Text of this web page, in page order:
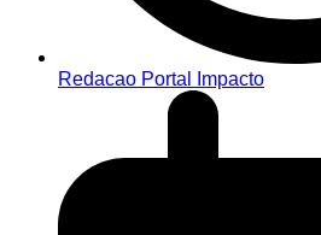
Redacao Portal Impacto